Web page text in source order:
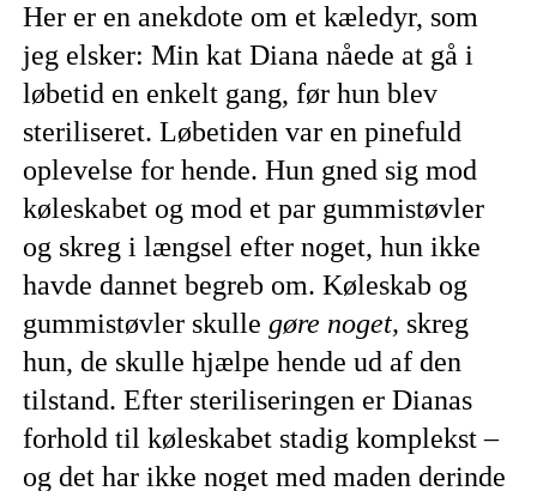
Her er en anekdote om et kæledyr, som
jeg elsker: Min kat Diana nåede at gå i
løbetid en enkelt gang, før hun blev
steriliseret. Løbetiden var en pinefuld
oplevelse for hende. Hun gned sig mod
køleskabet og mod et par gummistøvler
og skreg i længsel efter noget, hun ikke
havde dannet begreb om. Køleskab og
gummistøvler skullegøre noget, skreg
hun, de skulle hjælpe hende ud af den
tilstand. Efter steriliseringen er Dianas
forhold til køleskabet stadig komplekst –
og det har ikke noget med maden derinde